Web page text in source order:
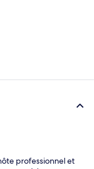
professionnel et